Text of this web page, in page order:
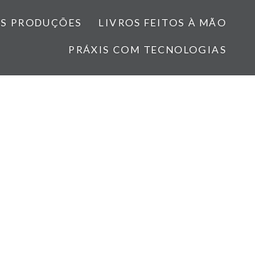
PRODUÇÕES LIVROS FEITOS À MÃO
PRÁXIS COM TECNOLOGIAS